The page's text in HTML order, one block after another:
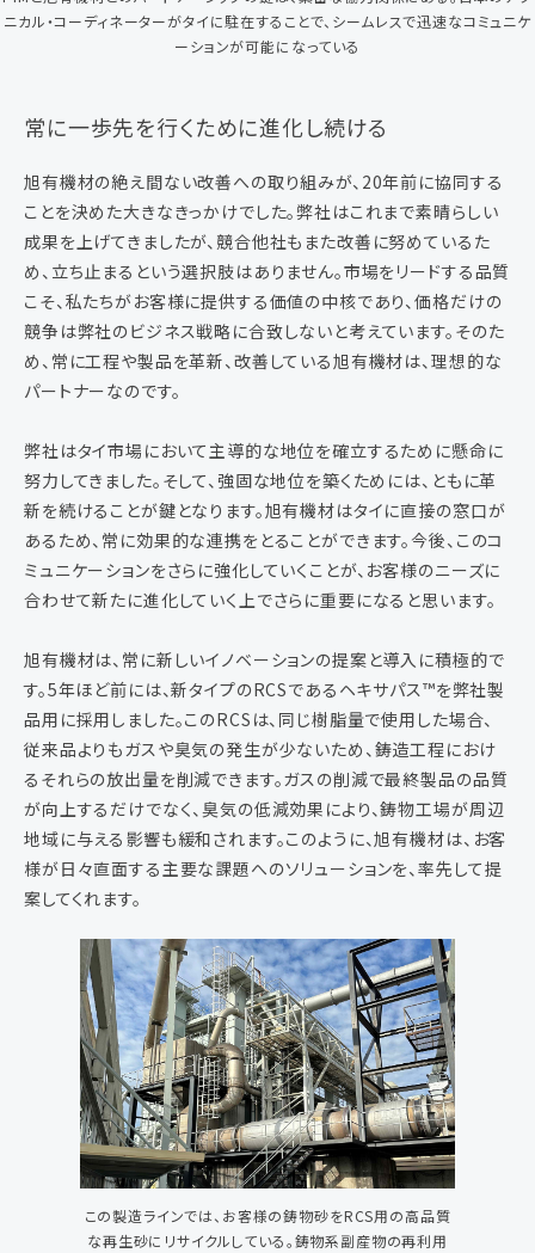
ニカル・コーディネーターがタイに駐在することで、シームレスで迅速なコミュニケ
ーションが可能になっている
常に一歩先を行くために進化し続ける
旭有機材の絶え間ない改善への取り組みが、20年前に協同する
ことを決めた大きなきっかけでした。弊社はこれまで素晴らしい
成果を上げてきましたが、競合他社もまた改善に努めているた
め、立ち止まるという選択肢はありません。市場をリードする品質
こそ、私たちがお客様に提供する価値の中核であり、価格だけの
競争は弊社のビジネス戦略に合致しないと考えています。そのた
め、常に工程や製品を革新、改善している旭有機材は、理想的な
パートナーなのです。
弊社はタイ市場において主導的な地位を確立するために懸命に
努力してきました。そして、強固な地位を築くためには、ともに革
新を続けることが鍵となります。旭有機材はタイに直接の窓口が
あるため、常に効果的な連携をとることができます。今後、このコ
ミュニケーションをさらに強化していくことが、お客様のニーズに
合わせて新たに進化していく上でさらに重要になると思います。
旭有機材は、常に新しいイノベーションの提案と導入に積極的で
す。5年ほど前には、新タイプのRCSであるヘキサパス™を弊社製
品用に採用しました。このRCSは、同じ樹脂量で使用した場合、
従来品よりもガスや臭気の発生が少ないため、鋳造工程におけ
るそれらの放出量を削減できます。ガスの削減で最終製品の品質
が向上するだけでなく、臭気の低減効果により、鋳物工場が周辺
地域に与える影響も緩和されます。このように、旭有機材は、お客
様が日々直面する主要な課題へのソリューションを、率先して提
案してくれます。
この製造ラインでは、お客様の鋳物砂をRCS用の高品質
な再生砂にリサイクルしている。鋳物系副産物の再利用